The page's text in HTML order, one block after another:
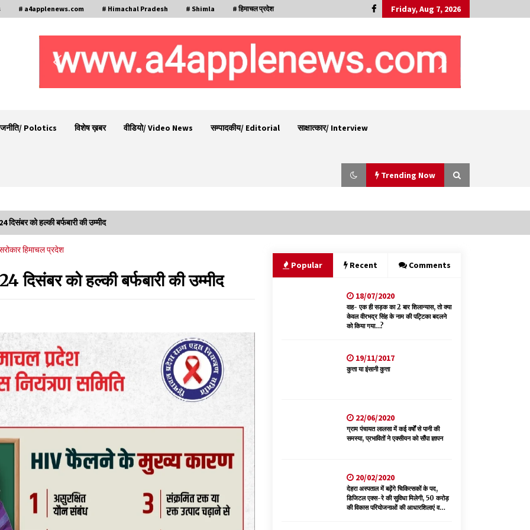
# a4applenews.com # Himachal Pradesh # Shimla # हिमाचल प्रदेश Friday, Aug 7, 2026
Polotics विशेष ख़बर वीडियो/ Video News सम्पादकीय/ Editorial साक्षात्कार/ Interview
Trending Now
07/08/2026
भ्रष्टाचार से अर्जित संपत्ति जब्त कर गरीबों में बांटेगी
हिमाचल सरकार -CM
06/08/2026
आपदा के दौरान मीडिया संचार एवं सूचना प्रबंधन पर शिमला
में एक दिवसीय ओरिएंटेशन कार्यशाला आयोजित
06/08/2026
सार्वजनिक करें: नरेश चौहान
06/08/2026
देहरा पुलिस की बड़ी कार्रवाई- 90 लाख नकद और 2
05/08/2026
378.48 करोड़ की लागत से बैलेंस कार्य का अवार्ड जारी :
05/08/2026
दिसंबर को हल्की बर्फबारी की उम्मीद
हिमाचल प्रदेश
दिसंबर को हल्की बर्फबारी की उम्मीद
Popular Recent Comments
18/07/2020
वाह- एक ही सड़क का 2 बार शिलान्यास, तो क्या
केवल वीरभद्र सिंह के नाम की पट्टिका बदलने
को किया गया…?
19/11/2017
कुत्ता या इंसानी कुत्ता
22/06/2020
ग्राम पंचायत लालसा में कई वर्षों से पानी की
समस्या, प्रभावितों ने एक्सीयन को सौंपा ज्ञापन
20/02/2020
देहरा अस्पताल में बढ़ेंगे चिकित्सकों के पद,
डिजिटल एक्स-रे की सुविधा मिलेगी, 50 करोड़
की विकास परियोजनाओं की आधारशिलाएं व